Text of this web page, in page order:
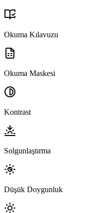
Okuma Kılavuzu
Okuma Maskesi
Kontrast
Solgunlaştırma
Düşük Doygunluk